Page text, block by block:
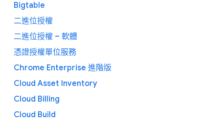
Bigtable
二進位授權
二進位授權 – 軟體
憑證授權單位服務
Chrome Enterprise 進階版
Cloud Asset Inventory
Cloud Billing
Cloud Build